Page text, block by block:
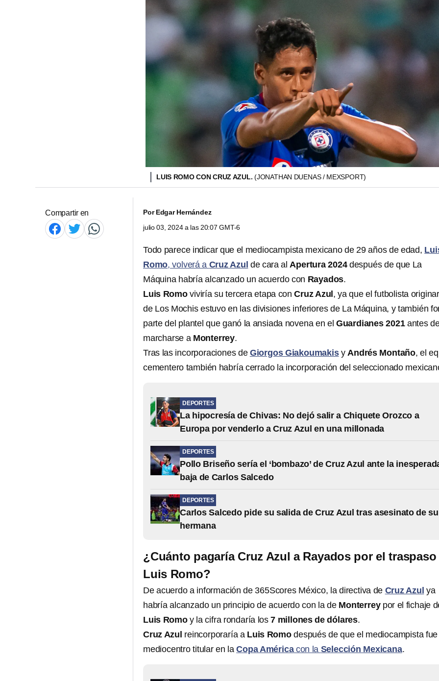
LUIS ROMO CON CRUZ AZUL. (JONATHAN DUENAS / MEXSPORT)
Compartir en PorEdgar Hernández
julio 03, 2024 a las 20:07 GMT-6
Todo parece indicar que el mediocampista mexicano de 29 años de edad,
Romo, volverá a Cruz Azul de cara alApertura 2024después de que La
Máquina habría alcanzado un acuerdo con Rayados.
Luis Romoviviría su tercera etapa conCruz Azul , ya que el futbolista
de Los Mochis estuvo en las divisiones inferiores de La Máquina, y también
parte del plantel que ganó la ansiada novena en el Guardianes 2021antes
marcharse a Monterrey.
Tras las incorporaciones de Giorgos GiakoumakisyAndrés Montaño, el
cementero también habría cerrado la incorporación del seleccionado
DEPORTES
La hipocresía de Chivas: No dejó salir a Chiquete Orozco a
Europa por venderlo a Cruz Azul en una millonada
DEPORTES
Pollo Briseño sería el ‘bombazo’ de Cruz Azul ante la
baja de Carlos Salcedo
DEPORTES
Carlos Salcedo pide su salida de Cruz Azul tras asesinato de su
hermana
¿Cuánto pagaría Cruz Azul a Rayados por el traspaso
Luis Romo?
De acuerdo a información de 365Scores México, la directiva de Cruz Azul ya
habría alcanzado un principio de acuerdo con la de Monterreypor el fichaje
Luis Romoy la cifra rondaría los7 millones de dólares.
Cruz Azul reincorporaría a Luis Romodespués de que el mediocampista
mediocentro titular en laCopa Américacon la Selección Mexicana.